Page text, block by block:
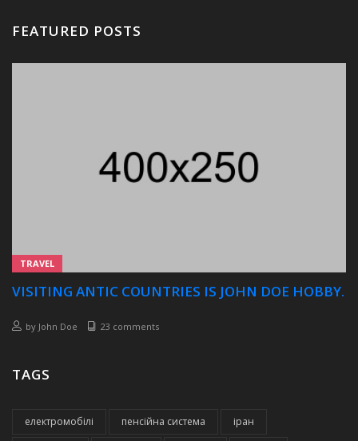
FEATURED POSTS
TRAVEL
VISITING ANTIC COUNTRIES IS JOHN DOE HOBBY.
by John Doe 23 comments
TAGS
електромобілі пенсійна система іран